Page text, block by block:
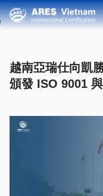
服務
ISO
證書
越南亞瑞仕向凱
頒發 ISO 9001